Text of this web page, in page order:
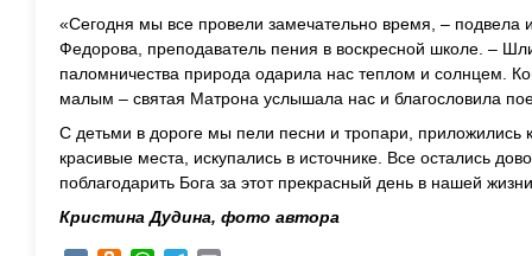
«Сегодня мы все провели замечательно время, – подвела
Федорова, преподаватель пения в воскресной школе. –
паломничества природа одарила нас теплом и солнцем.
малым – святая Матрона услышала нас и благословила
С детьми в дороге мы пели песни и тропари,
красивые места, искупались в источнике. Все остались
поблагодарить Бога за этот прекрасный день в нашей
Кристина Дудина, фото автора